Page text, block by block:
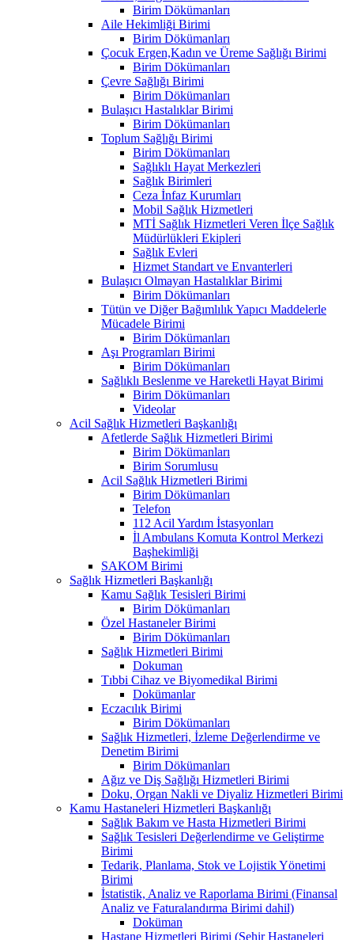
Birim Dökümanları
Aile Hekimliği Birimi
Birim Dökümanları
Çocuk Ergen,Kadın ve Üreme Sağlığı Birimi
Birim Dökümanları
Çevre Sağlığı Birimi
Birim Dökümanları
Bulaşıcı Hastalıklar Birimi
Birim Dökümanları
Toplum Sağlığı Birimi
Birim Dökümanları
Sağlıklı Hayat Merkezleri
Sağlık Birimleri
Ceza İnfaz Kurumları
Mobil Sağlık Hizmetleri
MTİ Sağlık Hizmetleri Veren İlçe Sağlık
Müdürlükleri Ekipleri
Sağlık Evleri
Hizmet Standart ve Envanterleri
Bulaşıcı Olmayan Hastalıklar Birimi
Birim Dökümanları
Tütün ve Diğer Bağımlılık Yapıcı Maddelerle
Mücadele Birimi
Birim Dökümanları
Aşı Programları Birimi
Birim Dökümanları
Sağlıklı Beslenme ve Hareketli Hayat Birimi
Birim Dökümanları
Videolar
Acil Sağlık Hizmetleri Başkanlığı
Afetlerde Sağlık Hizmetleri Birimi
Birim Dökümanları
Birim Sorumlusu
Acil Sağlık Hizmetleri Birimi
Birim Dökümanları
Telefon
112 Acil Yardım İstasyonları
İl Ambulans Komuta Kontrol Merkezi
Başhekimliği
SAKOM Birimi
Sağlık Hizmetleri Başkanlığı
Kamu Sağlık Tesisleri Birimi
Birim Dökümanları
Özel Hastaneler Birimi
Birim Dökümanları
Sağlık Hizmetleri Birimi
Dokuman
Tıbbi Cihaz ve Biyomedikal Birimi
Dokümanlar
Eczacılık Birimi
Birim Dökümanları
Sağlık Hizmetleri, İzleme Değerlendirme ve
Denetim Birimi
Birim Dökümanları
Ağız ve Diş Sağlığı Hizmetleri Birimi
Doku, Organ Nakli ve Diyaliz Hizmetleri Birimi
Kamu Hastaneleri Hizmetleri Başkanlığı
Sağlık Bakım ve Hasta Hizmetleri Birimi
Sağlık Tesisleri Değerlendirme ve Geliştirme
Birimi
Tedarik, Planlama, Stok ve Lojistik Yönetimi
Birimi
İstatistik, Analiz ve Raporlama Birimi (Finansal
Analiz ve Faturalandırma Birimi dahil)
Doküman
Hastane Hizmetleri Birimi (Şehir Hastaneleri